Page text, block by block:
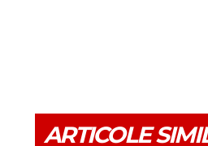
ARTICOLE